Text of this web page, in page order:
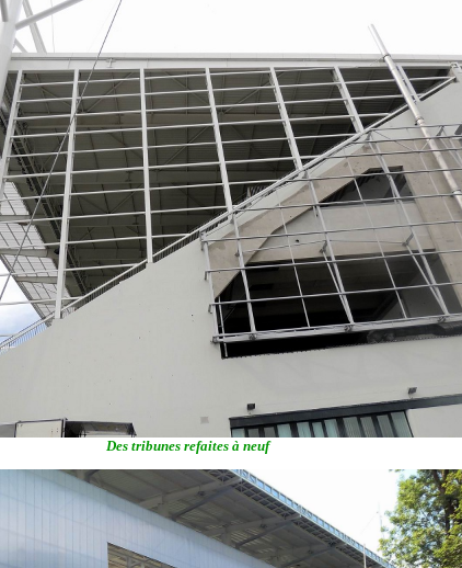
Des tribunes refaites à neuf